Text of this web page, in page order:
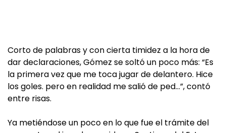
Corto de palabras y con cierta timidez a la hora de
dar declaraciones, Gómez se soltó un poco más: “Es
la primera vez que me toca jugar de delantero. Hice
los goles. pero en realidad me salió de ped…”, contó
entre risas.
Ya metiéndose un poco en lo que fue el trámite del